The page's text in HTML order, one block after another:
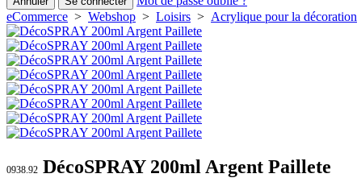
eCommerce > Webshop > Loisirs > Acrylique pour la décoration
0938.92 DécoSPRAY 200ml Argent Paillete